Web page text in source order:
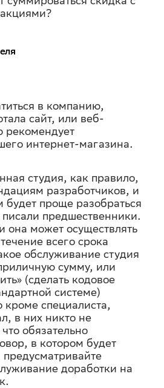
в компанию,
сайт, или веб-
рекомендует
интернет-магазина.
студия, как правило,
разработчиков, и
будет проще разобраться
предшественники.
она может осуществлять
всего срока
обслуживание студия
сумму, или
(сделать кодовое
системе)
кроме специалиста,
в них никто не
обязательно
в котором будет
доработки на